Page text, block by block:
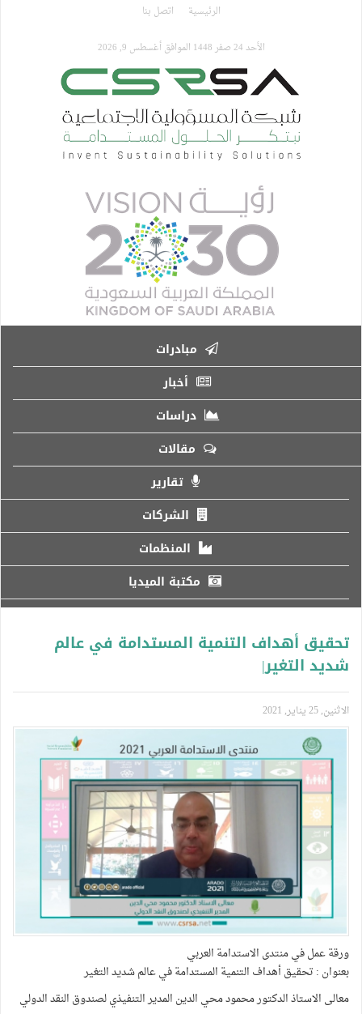
الرئيسية اتصل بنا
الأحد 24 صفر 1448 الموافق أغسطس 9, 2026
مبادرات
أخبار
دراسات
مقالات
تقارير
الشركات
المنظمات
مكتبة الميديا
تحقيق أهداف التنمية المستدامة في عالم
شديد التغير|
الاثنين, 25 يناير, 2021
ورقة عمل في منتدى الاستدامة العربي
بعنوان : تحقيق أهداف التنمية المستدامة في عالم شديد التغير
معالى الاستاذ الدكتور محمود محي الدين المدير التنفيذي لصندوق النقد الدولي